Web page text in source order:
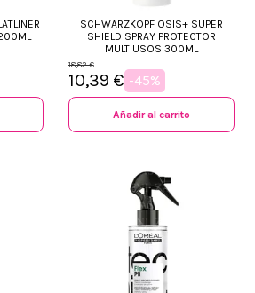
SCHWARZKOPF OSIS+ SUPER
SHIELD SPRAY PROTECTOR
MULTIUSOS 300ML
18,82 €
10,39 € -45%
Añadir al carrito